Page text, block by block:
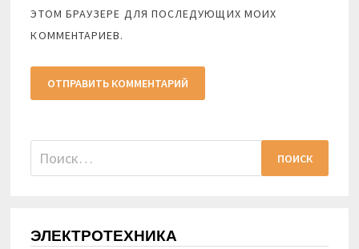
ЭТОМ БРАУЗЕРЕ ДЛЯ ПОСЛЕДУЮЩИХ МОИХ
КОММЕНТАРИЕВ.
Найти:
ЭЛЕКТРОТЕХНИКА